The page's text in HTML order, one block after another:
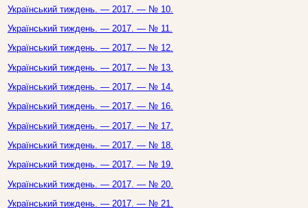
Український тиждень. — 2017. — № 10.
Український тиждень. — 2017. — № 11.
Український тиждень. — 2017. — № 12.
Український тиждень. — 2017. — № 13.
Український тиждень. — 2017. — № 14.
Український тиждень. — 2017. — № 16.
Український тиждень. — 2017. — № 17.
Український тиждень. — 2017. — № 18.
Український тиждень. — 2017. — № 19.
Український тиждень. — 2017. — № 20.
Український тиждень. — 2017. — № 21.